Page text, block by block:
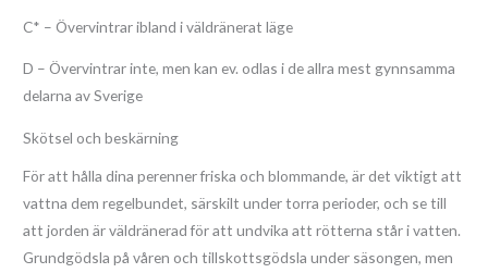
C* – Övervintrar ibland i väldränerat läge
D – Övervintrar inte, men kan ev. odlas i de allra mest gynnsamma
delarna av Sverige
Skötsel och beskärning
För att hålla dina perenner friska och blommande, är det viktigt att
vattna dem regelbundet, särskilt under torra perioder, och se till
att jorden är väldränerad för att undvika att rötterna står i vatten.
Grundgödsla på våren och tillskottsgödsla under säsongen, men